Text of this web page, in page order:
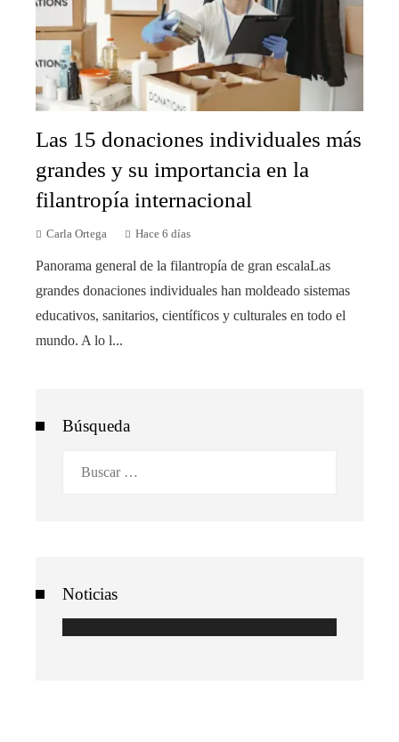
Las 15 donaciones individuales más
grandes y su importancia en la
filantropía internacional
Carla Ortega Hace 6 días
Panorama general de la filantropía de gran escalaLas
grandes donaciones individuales han moldeado sistemas
educativos, sanitarios, científicos y culturales en todo el
mundo. A lo l...
Búsqueda
Noticias